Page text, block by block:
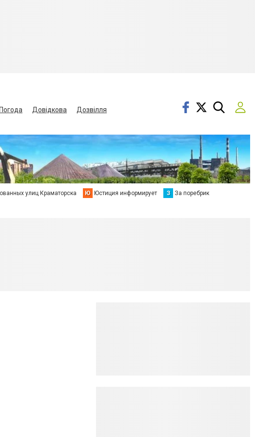
Погода Довідкова
Дозвілля
улиц Краматорска Ю Юстиция информирует З За поребрик